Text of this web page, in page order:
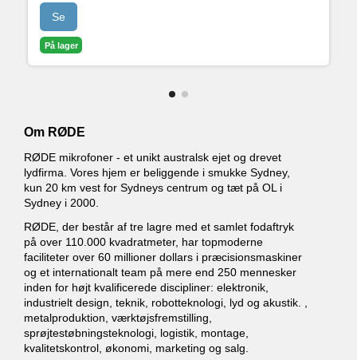
Se
På lager
Om RØDE
RØDE mikrofoner - et unikt australsk ejet og drevet
lydfirma. Vores hjem er beliggende i smukke Sydney,
kun 20 km vest for Sydneys centrum og tæt på OL i
Sydney i 2000.
RØDE, der består af tre lagre med et samlet fodaftryk
på over 110.000 kvadratmeter, har topmoderne
faciliteter over 60 millioner dollars i præcisionsmaskiner
og et internationalt team på mere end 250 mennesker
inden for højt kvalificerede discipliner: elektronik,
industrielt design, teknik, robotteknologi, lyd og akustik. ,
metalproduktion, værktøjsfremstilling,
sprøjtestøbningsteknologi, logistik, montage,
kvalitetskontrol, økonomi, marketing og salg.